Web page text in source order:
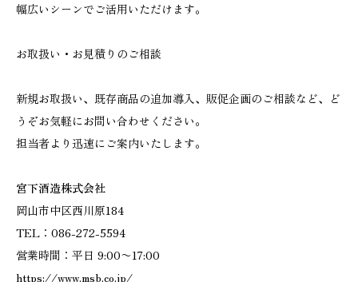
幅広いシーンでご活用いただけます。
お取扱い・お見積りのご相談
新規お取扱い、既存商品の追加導入、販促企画のご相談など、ど
うぞお気軽にお問い合わせください。
担当者より迅速にご案内いたします。
宮下酒造株式会社
岡山市中区西川原184
TEL：086-272-5594
営業時間：平日 9:00〜17:00
https://www.msb.co.jp/